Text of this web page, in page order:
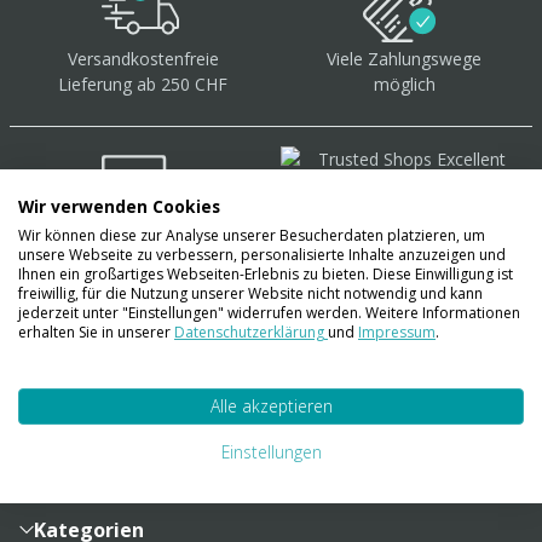
Versandkostenfreie
Lieferung ab 250 CHF
Viele Zahlungswege
möglich
Über 40.000 Artikel auf
Lager
Sendungsverfolgung
Zahlung und Versand
Lieferinformationen
Kategorien
Wir verwenden Cookies
Wir können diese zur Analyse unserer Besucherdaten platzieren, um
unsere Webseite zu verbessern, personalisierte Inhalte anzuzeigen und
Ihnen ein großartiges Webseiten-Erlebnis zu bieten. Diese Einwilligung ist
freiwillig, für die Nutzung unserer Website nicht notwendig und kann
jederzeit unter "Einstellungen" widerrufen werden. Weitere Informationen
erhalten Sie in unserer Datenschutzerklärungund Impressum.
Alle akzeptieren
Einstellungen